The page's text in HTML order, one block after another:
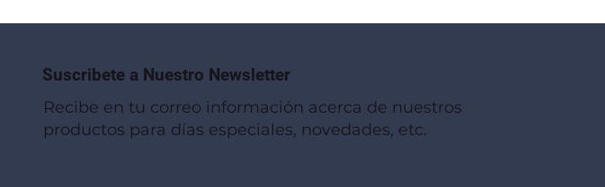
Suscribete a Nuestro Newsletter
Recibe en tu correo información acerca de nuestros
productos para días especiales, novedades, etc.